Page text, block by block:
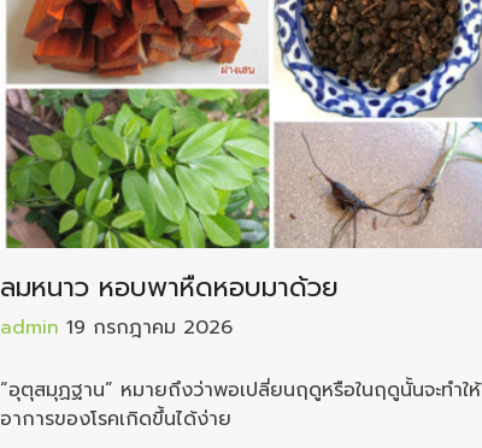
ลมหนาว หอบพาหืดหอบมาด้วย
admin 19 กรกฎาคม 2026
“อุตุสมุฏฐาน” หมายถึงว่าพอเปลี่ยนฤดูหรือในฤดูนั้นจะทำให้
อาการของโรคเกิดขึ้นได้ง่าย